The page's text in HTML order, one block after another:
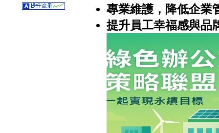
專業維護，降低企業
提升員工幸福感與品